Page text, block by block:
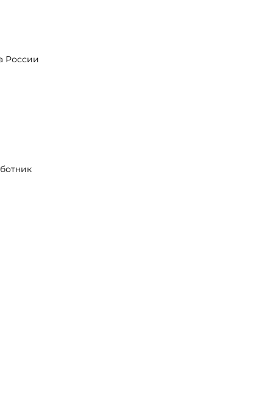
России